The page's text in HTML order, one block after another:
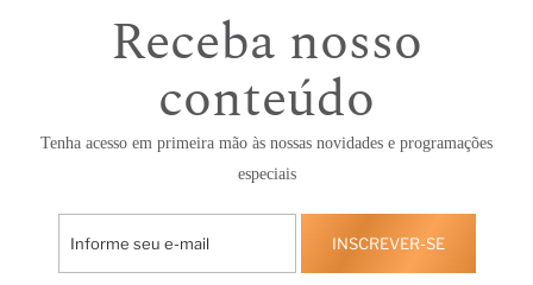
Receba nosso
conteúdo
Tenha acesso em primeira mão às nossas novidades e programações
especiais
INSCREVER-SE